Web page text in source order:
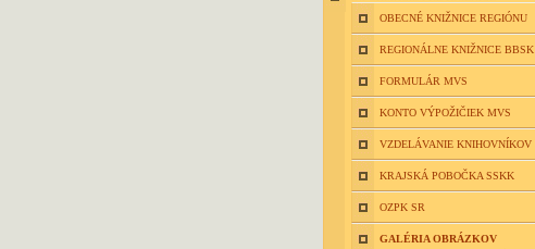
OBECNÉ KNIŽNICE REGIÓNU
REGIONÁLNE KNIŽNICE BBSK
FORMULÁR MVS
KONTO VÝPOŽIČIEK MVS
VZDELÁVANIE KNIHOVNÍKOV
KRAJSKÁ POBOČKA SSKK
OZPK SR
GALÉRIA OBRÁZKOV